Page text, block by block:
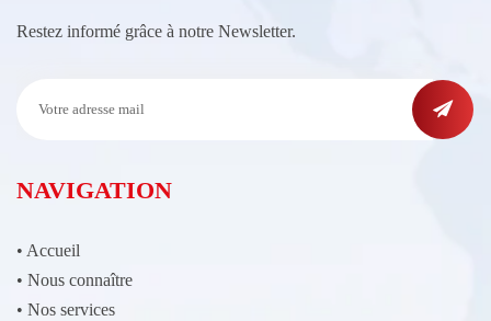
Restez informé grâce à notre Newsletter.
NAVIGATION
• Accueil
• Nous connaître
• Nos services